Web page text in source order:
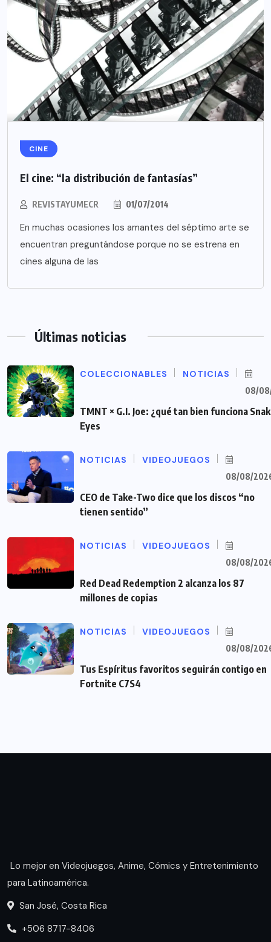
CINE
El cine: “la distribución de fantasías”
REVISTAYUMECR 01/07/2014
En muchas ocasiones los amantes del séptimo arte se
encuentran preguntándose porque no se estrena en
cines alguna de las
Últimas noticias
COLECCIONABLES NOTICIAS
08/
TMNT × G.I. Joe: ¿qué tan bien funciona
Eyes
NOTICIAS VIDEOJUEGOS
08/08/
CEO de Take-Two dice que los discos “no
tienen sentido”
NOTICIAS VIDEOJUEGOS
08/08/
Red Dead Redemption 2 alcanza los 87
millones de copias
NOTICIAS VIDEOJUEGOS
08/08/
Tus Espíritus favoritos seguirán contigo en
Fortnite C7S4
Lo mejor en Videojuegos, Anime, Cómics y Entretenimiento
para Latinoamérica.
San José, Costa Rica
+506 8717-8406